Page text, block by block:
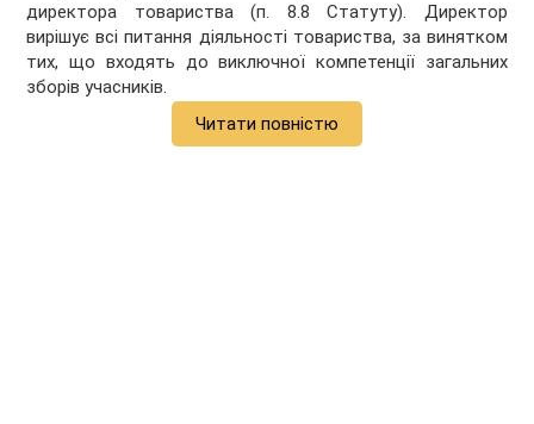
директора товариства (п. 8.8 Статуту). Директор
вирішує всі питання діяльності товариства, за винятком
тих, що входять до виключної компетенції загальних
зборів учасників.
Читати повністю